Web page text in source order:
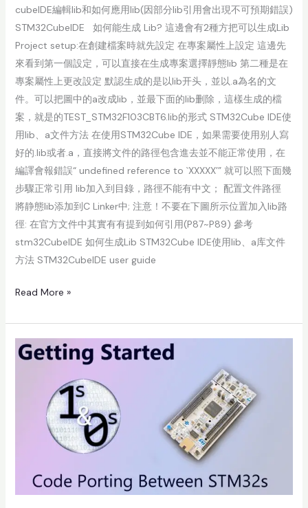
cubeIDE編輯lib和如何應用lib(因部分lib引用會出現不可預期錯誤)
STM32CubeIDE 如何能生成 Lib? 這邊會有2種方把可以生成Lib
Project setup:在創建檔案時就先設定 在專案屬性上設定 這邊先
來看到第一個設定，可以直接在生成專案選擇靜態lib 第二種是在
專案屬性上更改設定 默認生成的是以lib开头，並以.a為名的文
件。可以把圖中的a改成lib，並最下面的lib删除，這樣生成的檔
案，就是的TEST_STM32F103CBT6.lib的形式 STM32Cube IDE使
用lib、a文件方法 在使用STM32Cube IDE，如果需要使用别人寫
好的.lib或者.a，直接將文件的路徑包含進去並不能正常使用，在
編譯會報錯誤“ undefined reference to `XXXXX’” 就可以照下面幾
步驟正常引用 lib加入到目錄，路徑不能有中文； 配置文件路徑
將静態lib添加到C Linker中; 注意！不要在下圖所示位置加入lib路
徑: 在官方文件中其實有有提到如何引用(P87~P89) 參考
stm32CubeIDE 如何生成Lib STM32Cube IDE使用lib、a库文件
方法 STM32CubeIDE user guide
Read More »
STM32
Porting
Another